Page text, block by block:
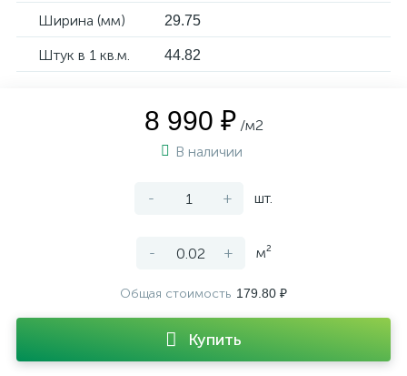
Ширина (мм) 29.75
Штук в 1 кв.м. 44.82
8 990 ₽ /м2
В наличии
- + шт.
- + м²
Общая стоимость 179.80 ₽
Купить